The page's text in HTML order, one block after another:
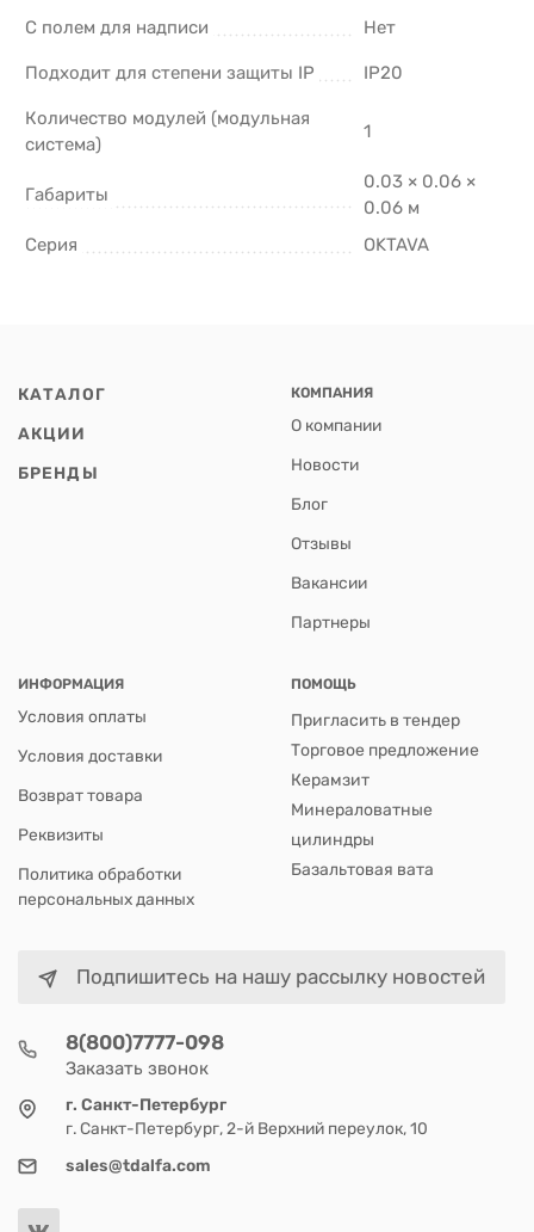
С полем для надписи Нет
Подходит для степени защиты IP IP20
Количество модулей (модульная
система)
1
Габариты
0.03 × 0.06 ×
0.06 м
Серия
OKTAVA
КАТАЛОГ
АКЦИИ
БРЕНДЫ
КОМПАНИЯ
О компании
Новости
Блог
Отзывы
Вакансии
Партнеры
ИНФОРМАЦИЯ
Условия оплаты
Условия доставки
Возврат товара
Реквизиты
Политика обработки
персональных данных
ПОМОЩЬ
Пригласить в тендер
Торговое предложение
Керамзит
Минераловатные
цилиндры
Базальтовая вата
Подпишитесь на нашу рассылку новостей
8(800)7777-098
Заказать звонок
г. Санкт-Петербург
г. Санкт-Петербург, 2-й Верхний переулок, 10
sales@tdalfa.com